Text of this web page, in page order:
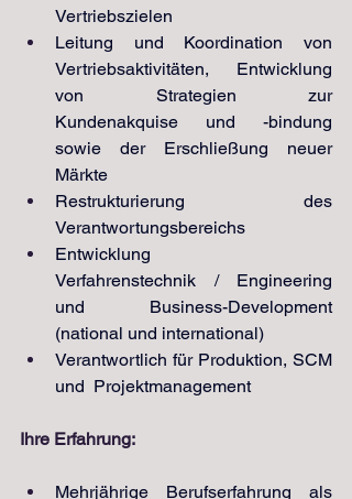
Vertriebszielen
Leitung und Koordination von
Vertriebsaktivitäten, Entwicklung
von Strategien zur
Kundenakquise und -bindung
sowie der Erschließung neuer
Märkte
Restrukturierung des
Verantwortungsbereichs
Entwicklung
Verfahrenstechnik / Engineering
und Business-Development
(national und international)
Verantwortlich für Produktion, SCM
und  Projektmanagement
Ihre Erfahrung:
Mehrjährige Berufserfahrung als